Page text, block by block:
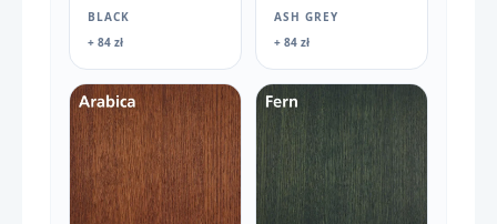
BLACK
+ 84 zł
ASH GREY
+ 84 zł